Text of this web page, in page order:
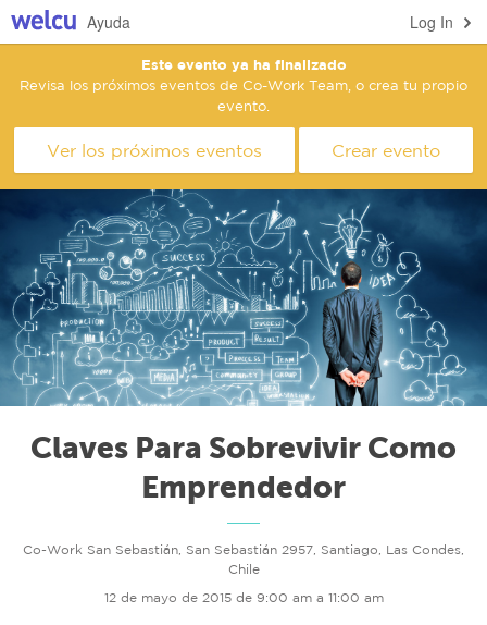
Log In
Ayuda
Este evento ya ha finalizado
Revisa los próximos eventos de Co-Work Team, o crea tu propio
evento.
Ver los próximos eventos Crear evento
Claves Para Sobrevivir Como
Emprendedor
Co-Work San Sebastián, San Sebastián 2957, Santiago, Las Condes,
Chile
12 de mayo de 2015 de 9:00 am a 11:00 am